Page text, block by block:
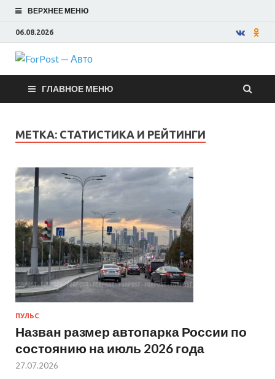
ВЕРХНЕЕ МЕНЮ
06.08.2026
ForPost —
Авто
ГЛАВНОЕ МЕНЮ
МЕТКА: СТАТИСТИКА И РЕЙТИНГИ
ПУЛЬС
Назван размер автопарка России по
состоянию на июль 2026 года
27.07.2026